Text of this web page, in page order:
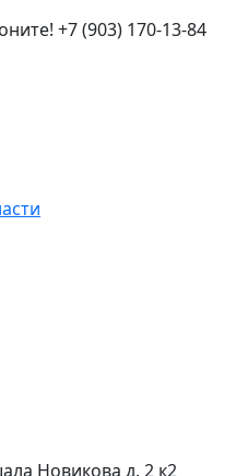
+7 (903) 170-13-84
Новикова д. 2 к2